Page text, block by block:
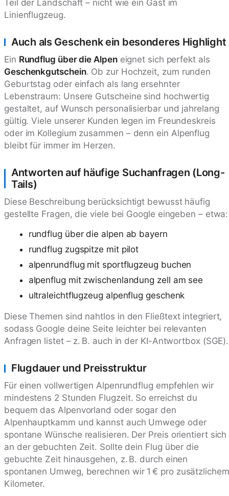
Teil der Landschaft – nicht wie ein Gast im
Linienflugzeug.
Auch als Geschenk ein besonderes Highlight
Ein Rundflug über die Alpeneignet sich perfekt als
Geschenkgutschein. Ob zur Hochzeit, zum runden
Geburtstag oder einfach als lang ersehnter
Lebenstraum: Unsere Gutscheine sind hochwertig
gestaltet, auf Wunsch personalisierbar und jahrelang
gültig. Viele unserer Kunden legen im Freundeskreis
oder im Kollegium zusammen – denn ein Alpenflug
bleibt für immer im Herzen.
Antworten auf häufige Suchanfragen (Long-
Tails)
Diese Beschreibung berücksichtigt bewusst häufig
gestellte Fragen, die viele bei Google eingeben – etwa:
rundflug über die alpen ab bayern
rundflug zugspitze mit pilot
alpenrundflug mit sportflugzeug buchen
alpenflug mit zwischenlandung zell am see
ultraleichtflugzeug alpenflug geschenk
Diese Themen sind nahtlos in den Fließtext integriert,
sodass Google deine Seite leichter bei relevanten
Anfragen listet – z. B. auch in der KI-Antwortbox (SGE).
Flugdauer und Preisstruktur
Für einen vollwertigen Alpenrundflug empfehlen wir
mindestens 2 Stunden Flugzeit. So erreichst du
bequem das Alpenvorland oder sogar den
Alpenhauptkamm und kannst auch Umwege oder
spontane Wünsche realisieren. Der Preis orientiert sich
an der gebuchten Zeit. Sollte dein Flug über die
gebuchte Zeit hinausgehen, z. B. durch einen
spontanen Umweg, berechnen wir 1 € pro zusätzlichem
Kilometer.